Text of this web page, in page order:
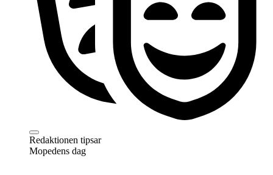
Redaktionen tipsar
Mopedens dag